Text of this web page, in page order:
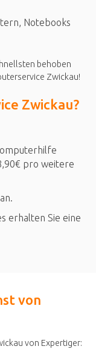
Notebooks
behoben
Zwickau!
Zwickau?
pro weitere
erhalten Sie eine
von
von Expertiger: